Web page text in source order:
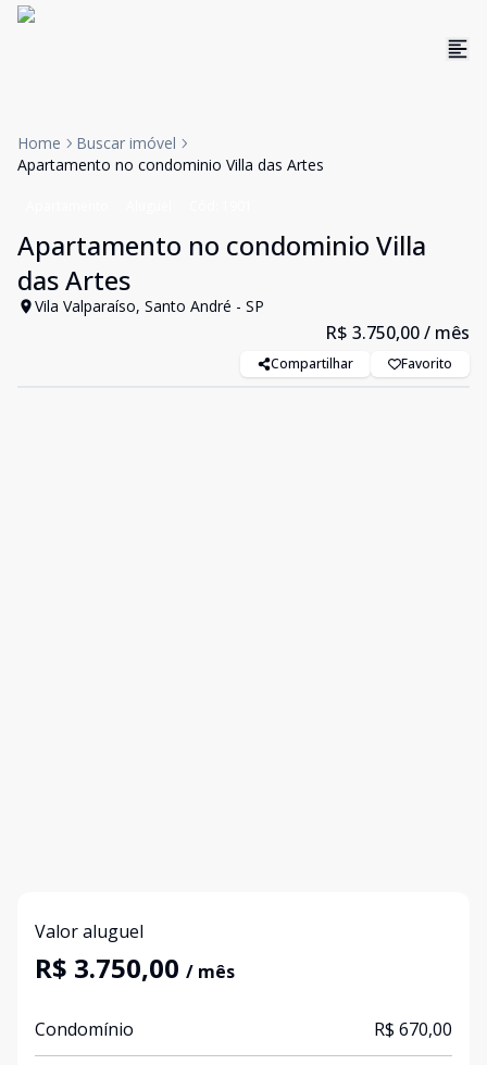
Home
Buscar imóvel
Apartamento no condominio Villa das Artes
Apartamento no condominio Villa
das Artes
Vila Valparaíso, Santo André - SP
R$ 3.750,00/ mês
Compartilhar Favorito
Valor aluguel
R$ 3.750,00 / mês
Condomínio R$ 670,00